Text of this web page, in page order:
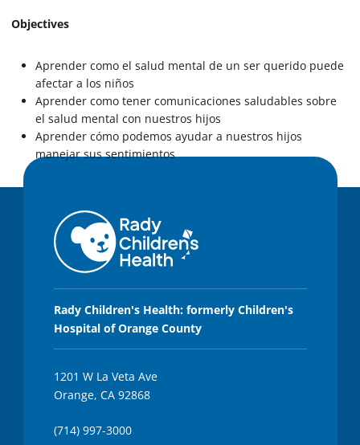
Objectives
Aprender como el salud mental de un ser querido puede
afectar a los niños
Aprender como tener comunicaciones saludables sobre
el salud mental con nuestros hijos
Aprender cómo podemos ayudar a nuestros hijos
manejar sus sentimientos
Rady Children's Health: formerly Children's
Hospital of Orange County
1201 W La Veta Ave
Orange, CA 92868
(714) 997-3000